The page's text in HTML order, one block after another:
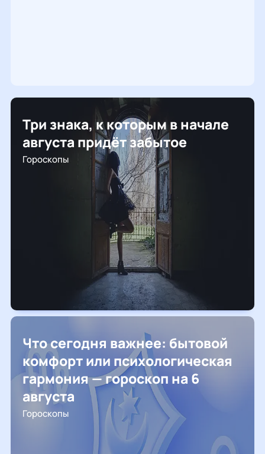
Три знака, к которым в начале
августа придёт забытое
Гороскопы
Что сегодня важнее: бытовой
комфорт или психологическая
гармония — гороскоп на 6
августа
Гороскопы